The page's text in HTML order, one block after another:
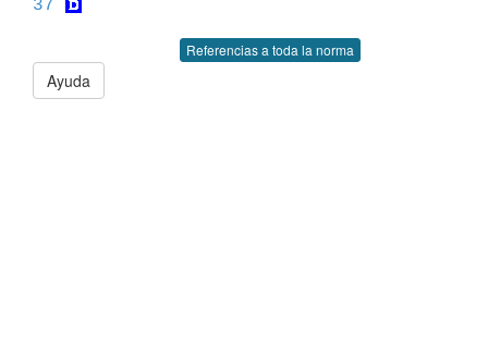
37
Referencias a toda la norma
Ayuda